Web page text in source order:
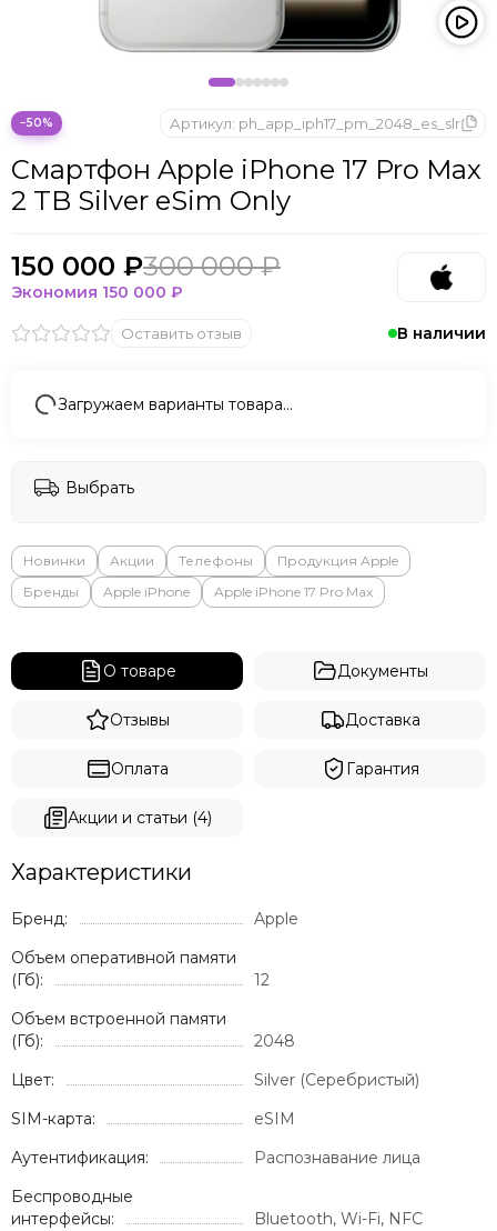
Apple iPhone 14
Apple iPhone 13
−50%
В наличии
Смартфон Apple iPhone 17 Pro Max
2 TB Silver eSim Only
Артикул: ph_app_iph17_pm_2048_es_slr
Оставить отзыв
150 000 ₽300 000 ₽
Экономия 150 000 ₽
Загружаем варианты товара…
Выбрать
Новинки Акции Телефоны
Продукция Apple
Бренды
Apple iPhone Apple iPhone 17 Pro Max
О товаре Документы
Отзывы Доставка
Оплата Гарантия
Акции и статьи (4)
Характеристики
Бренд:
Apple
Объем оперативной памяти
(Гб):
12
Объем встроенной памяти
(Гб):
2048
Цвет:
Silver (Серебристый)
SIM-карта:
eSIM
Аутентификация:
Распознавание лица
Беспроводные
интерфейсы:
Bluetooth, Wi-Fi, NFC